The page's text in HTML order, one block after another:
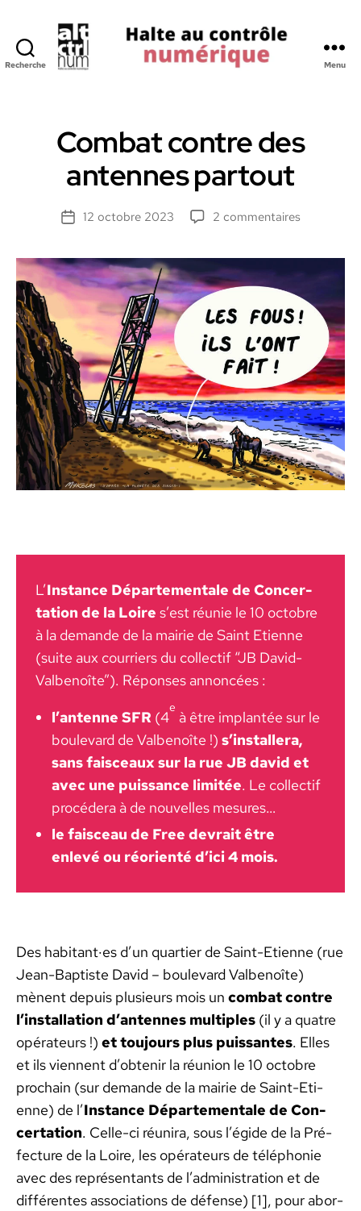
Recherche
Numerique
Menu
Combat contre des
antennes partout
Date12 octobre 2023 2 commentairessur
partout
L’Instance Départe­men­tale de Con­cer­
ta­tion de la Loire s’est réu­nie le 10 octo­bre
à la demande de la mairie de Saint Eti­enne
(suite aux cour­ri­ers du col­lec­tif “JB David-
Val­benoîte”). Répons­es annon­cées :
l’an­tenne SFR (4
e
à être implan­tée sur le
boule­vard de Val­benoîte !) s’in­stallera,
sans fais­ceaux sur la rue JB david et
avec une puis­sance lim­itée. Le col­lec­tif
procédera à de nou­velles mesures…
le fais­ceau de Free devrait être
enlevé ou réori­en­té d’i­ci 4 mois.
Des habitant·es d’un quarti­er de Saint-Eti­enne (rue
Jean-Bap­tiste David – boule­vard Val­benoîte)
mènent depuis plusieurs mois un com­bat con­tre
l’in­stal­la­tion d’an­tennes mul­ti­ples (il y a qua­tre
opéra­teurs !) et tou­jours plus puis­santes. Elles
et ils vien­nent d’obtenir la réu­nion le 10 octo­bre
prochain (sur demande de la mairie de Saint-Eti­
enne) de l’Instance Départe­men­tale de Con­
cer­ta­tion. Celle-ci réu­ni­ra, sous l’égide de la Pré­
fec­ture de la Loire, les opéra­teurs de télé­phonie
avec des représen­tants de l’ad­min­is­tra­tion et de
dif­férentes asso­ci­a­tions de défense) [1], pour abor­